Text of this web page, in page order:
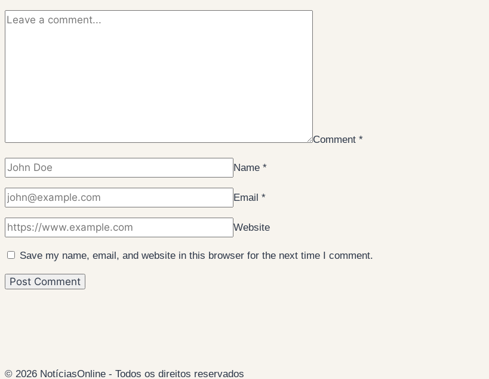
Comment *
Name *
Email *
Website
Save my name, email, and website in this browser for the next time I comment.
© 2026 NotíciasOnline - Todos os direitos reservados